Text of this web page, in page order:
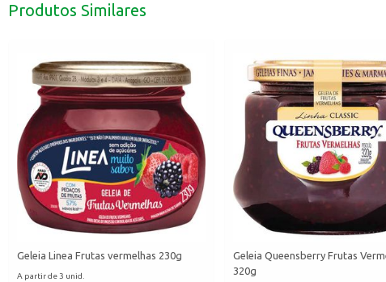
Produtos Similares
Geleia Linea Frutas vermelhas 230g
A partir de 3 unid.
Geleia Queensberry Frutas
320g